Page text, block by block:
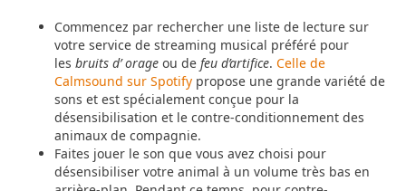
Commencez par rechercher une liste de lecture sur
votre service de streaming musical préféré pour
les bruits d’ orage ou de feu d’artifice. Celle de
Calmsound sur Spotify propose une grande variété de
sons et est spécialement conçue pour la
désensibilisation et le contre-conditionnement des
animaux de compagnie.
Faites jouer le son que vous avez choisi pour
désensibiliser votre animal à un volume très bas en